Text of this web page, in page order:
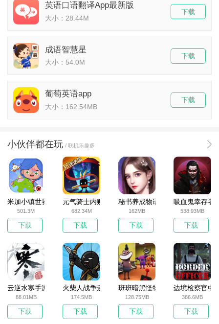
英语口语翻译App最新版
大小：28.44M
下载
成语智慧星
大小：54.0M
下载
葡萄英语app
大小：162.54MB
下载
小伙伴都在玩 / 联机乐趣多
米加小镇世界2025官方版
501.3M
下载
元气骑士内购破解版
682.34M
下载
秘书养成物语
162MB
下载
吸血鬼幸存者
538.93MB
下载
云逆水寒手游
88.01MB
下载
火柴人战争遗产无敌版
174.5MB
下载
班班暗黑怪物生存挑战5
128.75MB
下载
边境检察官中
386.6MB
下载